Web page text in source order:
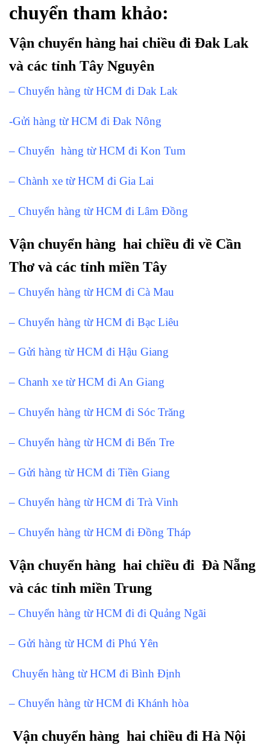
chuyển tham khảo:
Vận chuyển hàng hai chiều đi Đak Lak
và các tỉnh Tây Nguyên
– Chuyển hàng từ HCM đi Dak Lak
-Gửi hàng từ HCM đi Đak Nông
– Chuyển hàng từ HCM đi Kon Tum
– Chành xe từ HCM đi Gia Lai
_ Chuyển hàng từ HCM đi Lâm Đồng
Vận chuyển hàng hai chiều đi về Cần
Thơ và các tỉnh miền Tây
– Chuyển hàng từ HCM đi Cà Mau
– Chuyển hàng từ HCM đi Bạc Liêu
– Gửi hàng từ HCM đi Hậu Giang
– Chanh xe từ HCM đi An Giang
– Chuyển hàng từ HCM đi Sóc Trăng
– Chuyển hàng từ HCM đi Bến Tre
– Gửi hàng từ HCM đi Tiền Giang
– Chuyển hàng từ HCM đi Trà Vinh
– Chuyển hàng từ HCM đi Đồng Tháp
Vận chuyển hàng hai chiều đi Đà Nẵng
và các tỉnh miền Trung
– Chuyển hàng từ HCM đi đi Quảng Ngãi
– Gửi hàng từ HCM đi Phú Yên
Chuyển hàng từ HCM đi Bình Định
– Chuyển hàng từ HCM đi Khánh hòa
Vận chuyển hàng hai chiều đi Hà Nội